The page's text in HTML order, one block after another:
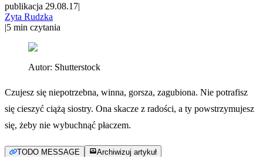
publikacja 29.08.17|
Zyta Rudzka
|5 min czytania
Autor: Shutterstock
Czujesz się niepotrzebna, winna, gorsza, zagubiona. Nie potrafisz
się cieszyć ciążą siostry. Ona skacze z radości, a ty powstrzymujesz
się, żeby nie wybuchnąć płaczem.
TODO MESSAGE Archiwizuj artykuł